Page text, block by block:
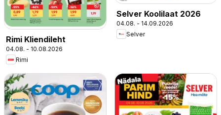
Rimi Kliendileht
04.08. - 10.08.2026
Rimi
Selver Koolilaat 2026
04.08. - 14.09.2026
Selver